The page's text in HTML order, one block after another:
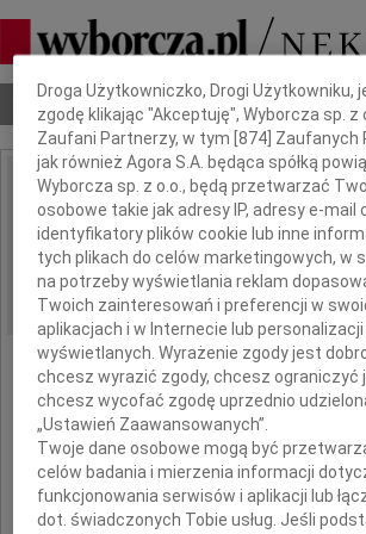
Nekrologi Odeszli Poradnik pogrzebowy
IMIĘ I NAZWISKO:
REGION: Szczecin
DATA EMISJI: 27.05.2026
Annie
Dbamy o Twoją prywatność
Droga Użytkowniczko, Drogi Użytkowniku,
zgodę klikając "Akceptuję", Wyborcza sp. z
Zaufani Partnerzy, w tym [874 ] Zaufanych
jak również Agora S.A. będąca spółką
Wyborcza sp. z o.o., będą przetwarzać
osobowe takie jak adresy IP, adresy e-mail
identyfikatory plików cookie lub inne
tych plikach do celów marketingowych, w
na potrzeby wyświetlania reklam
Twoich zainteresowań i preferencji w
aplikacjach i w Internecie lub
wyświetlanych. Wyrażenie zgody jest
chcesz wyrazić zgody, chcesz ograniczyć
chcesz wycofać zgodę uprzednio
„Ustawień Zaawansowanych”.
Twoje dane osobowe mogą być
celów badania i mierzenia informacji
funkcjonowania serwisów i aplikacji lub
dot. świadczonych Tobie usług. Jeśli